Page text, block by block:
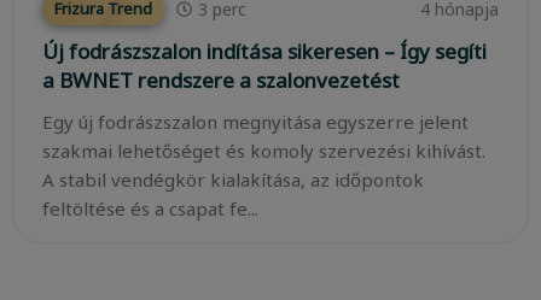
Frizura Trend 3 perc 4 hónapja
Új fodrászszalon indítása sikeresen – Így segíti
a BWNET rendszere a szalonvezetést
Egy új fodrászszalon megnyitása egyszerre jelent
szakmai lehetőséget és komoly szervezési kihívást.
A stabil vendégkör kialakítása, az időpontok
feltöltése és a csapat fe...